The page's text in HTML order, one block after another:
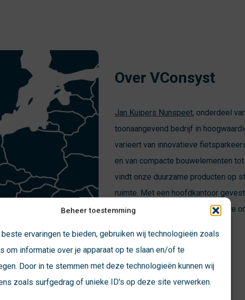
Beheer toestemming
beste ervaringen te bieden, gebruiken wij technologieën zoals
om informatie over je apparaat op te slaan en/of te
Door in te stemmen met deze technologieën kunnen wij
zoals surfgedrag of unieke ID's op deze site verwerken.
Over VConsyst
Jan Kuipers Nunspeet, onderdeel
toonaangevend bedrijf in
varieert van innovatieve
en van compacte bouwelementen
vindt onze duurzame producten op
ruimte. Met een hoofdkantoor
in het binnen en buitenland, zijn we